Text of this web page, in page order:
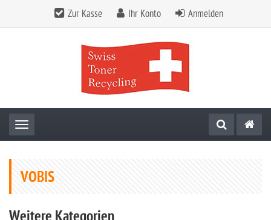
Zur Kasse Ihr Konto Anmelden
Toggle navigation
VOBIS